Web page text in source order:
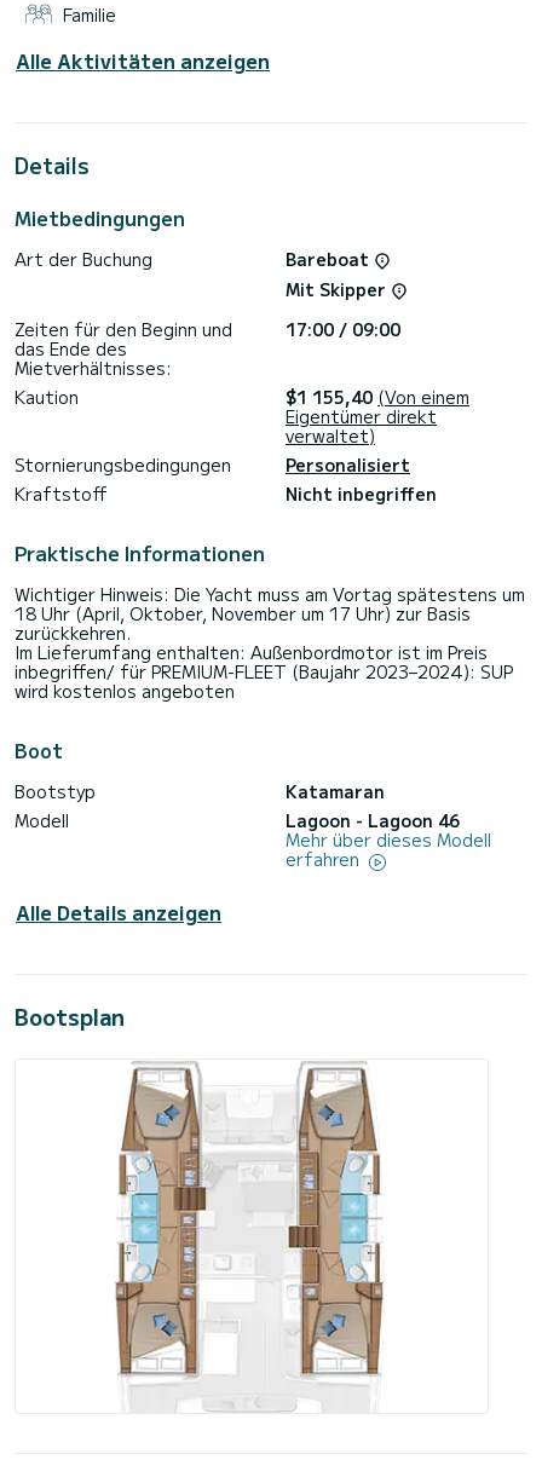
Entsalzungsanlage, Elektrowinch, Außenkühlschrank.
Haben Sie Fragen bezüglich des Bootes oder den
Charterbedingungen? Schicken Sie uns einfach eine
Familie
Alle Aktivitäten anzeigen
Details
Mietbedingungen
Art der Buchung
Bareboat
Mit Skipper
Zeiten für den Beginn und
das Ende des
Mietverhältnisses:
17:00 / 09:00
Kaution $1 155,40 (Von einem
Eigentümer direkt
verwaltet)
Stornierungsbedingungen
Personalisiert
Kraftstoff
Nicht inbegriffen
Praktische Informationen
Wichtiger Hinweis: Die Yacht muss am Vortag spätestens um
18 Uhr (April, Oktober, November um 17 Uhr) zur Basis
zurückkehren.
Im Lieferumfang enthalten: Außenbordmotor ist im Preis
inbegriffen/ für PREMIUM-FLEET (Baujahr 2023–2024): SUP
wird kostenlos angeboten
Boot
Bootstyp
Katamaran
Modell
Lagoon - Lagoon 46
Mehr über dieses Modell
erfahren
Alle Details anzeigen
Bootsplan